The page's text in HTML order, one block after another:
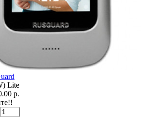
Lite
р.